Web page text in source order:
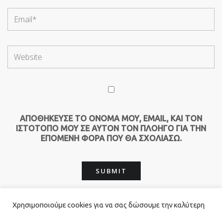
ΑΠΟΘΉΚΕΥΣΕ ΤΟ ΌΝΟΜΆ ΜΟΥ, EMAIL, ΚΑΙ ΤΟΝ
ΙΣΤΌΤΟΠΟ ΜΟΥ ΣΕ ΑΥΤΌΝ ΤΟΝ ΠΛΟΗΓΌ ΓΙΑ ΤΗΝ
ΕΠΌΜΕΝΗ ΦΟΡΆ ΠΟΥ ΘΑ ΣΧΟΛΙΆΣΩ.
Χρησιμοποιούμε cookies για να σας δώσουμε την καλύτερη